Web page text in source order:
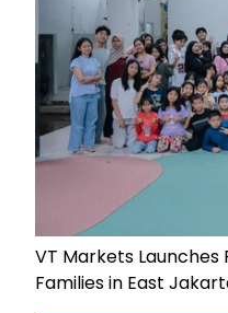
VT Markets
Families in East